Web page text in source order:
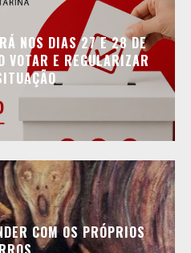
NOS DIAS 27 E 28 DE
VOTAR E REGULARIZAR
COM OS PRÓPRIOS